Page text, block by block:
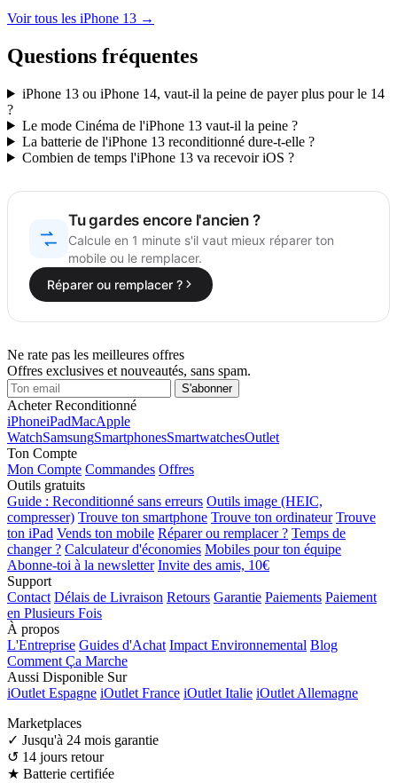
Voir tous les iPhone 13 →
Questions fréquentes
iPhone 13 ou iPhone 14, vaut-il la peine de payer plus pour le 14
?
Le mode Cinéma de l'iPhone 13 vaut-il la peine ?
La batterie de l'iPhone 13 reconditionné dure-t-elle ?
Combien de temps l'iPhone 13 va recevoir iOS ?
Tu gardes encore l'ancien ?
Calcule en 1 minute s'il vaut mieux réparer ton
mobile ou le remplacer.
Réparer ou remplacer ?
Ne rate pas les meilleures offres
Offres exclusives et nouveautés, sans spam.
S'abonner
Acheter Reconditionné
iPhoneiPadMacApple
WatchSamsungSmartphonesSmartwatchesOutlet
Ton Compte
Mon Compte Commandes Offres
Outils gratuits
Guide : Reconditionné sans erreurs Outils image (HEIC,
compresser) Trouve ton smartphone Trouve ton ordinateur Trouve
ton iPad Vends ton mobile Réparer ou remplacer ? Temps de
changer ? Calculateur d'économies Mobiles pour ton équipe
Abonne-toi à la newsletter Invite des amis, 10€
Support
Contact Délais de Livraison Retours Garantie Paiements Paiement
en Plusieurs Fois
À propos
L'Entreprise Guides d'Achat Impact Environnemental Blog
Comment Ça Marche
Aussi Disponible Sur
iOutlet Espagne iOutlet France iOutlet Italie iOutlet Allemagne
Marketplaces
✓ Jusqu'à 24 mois garantie
↺ 14 jours retour
★ Batterie certifiée